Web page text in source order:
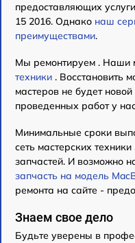
предоставляющих
15 2016. Однако наш
преимуществами.
Мы ремонтируем . Наши
техники . Восстановить
мастеров не будет
проведенных работ у
Минимальные сроки
сеть мастерских
запчастей. И возможно
запчасть на модель
ремонта на сайте -
Знаем свое дело
Будьте уверены в